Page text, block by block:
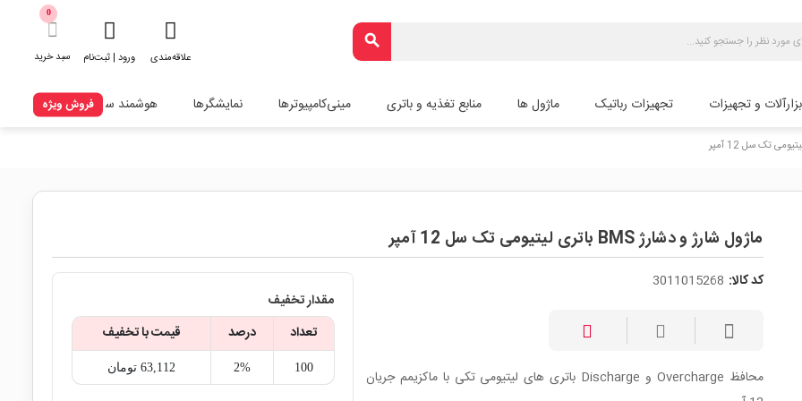
search
علاقه‌مندی ورود | ثبت‌نام
0
سبد خرید
و تجهیزات تجهیزات رباتیک ماژول ها منابع تغذیه و باتری مینی‌کامپیوترها نمایشگرها هوشمند سازیفروش ویژه
ماژول شارژ و دشارژ BMS باتری لیتیومی تک سل 12 آمپر
کد کالا: 3011015268
محافظ Overcharge و Discharge باتری های لیتیومی تکی با ماکزیمم جریان
مقدار تخفیف
تعداد
درصد قیمت با تخفیف
100
2% 63,112‎ تومان